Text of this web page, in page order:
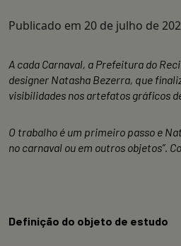
Publicado em 20 de julho de
A cada Carnaval, a Prefeitura do
designer Natasha Bezerra, que
visibilidades nos artefatos gráficos
O trabalho é um primeiro passo e
no carnaval ou em outros objetos”.
Definição do objeto de estudo